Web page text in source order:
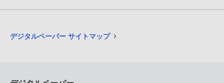
デジタルペーパー サイトマップ